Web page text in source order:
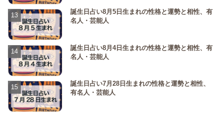
誕生日占い8月5日生まれの性格と運勢と相性、有
名人・芸能人
誕生日占い8月4日生まれの性格と運勢と相性、有
名人・芸能人
誕生日占い7月28日生まれの性格と運勢と相性、
有名人・芸能人